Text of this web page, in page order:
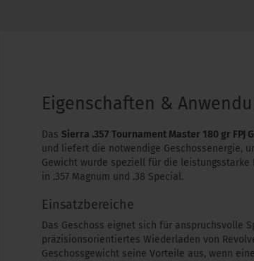
Eigenschaften &
Das Sierra .357 Tournament Master 180 gr FPJ
und liefert die notwendige Geschossenergie,
Gewicht wurde speziell für die leistungsstarke
in .357 Magnum und .38 Special.
Einsatzbereiche
Das Geschoss eignet sich für anspruchsvolle
präzisionsorientiertes Wiederladen von
Geschossgewicht seine Vorteile aus, wenn